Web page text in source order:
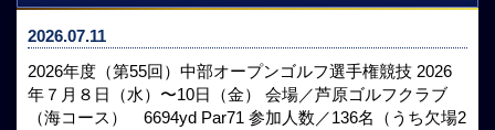
2026.07.11
2026年度（第55回）中部オープンゴルフ選手権競技 2026
年７月８日（水）〜10日（金） 会場／芦原ゴルフクラブ
（海コース） 6694yd Par71 参加人数／136名（うち欠場2